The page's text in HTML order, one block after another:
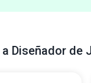
Diseñador